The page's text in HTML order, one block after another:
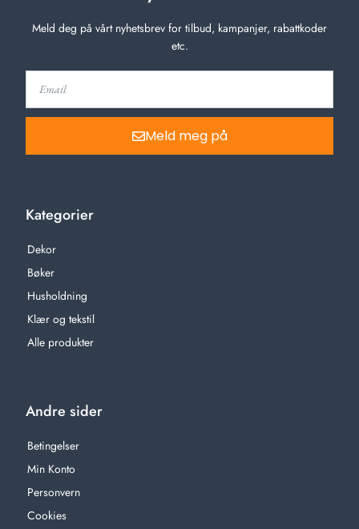
Meld deg på vårt nyhetsbrev for tilbud, kampanjer, rabattkoder
etc.
Meld meg på
Kategorier
Dekor
Bøker
Husholdning
Klær og tekstil
Alle produkter
Andre sider
Betingelser
Min Konto
Personvern
Cookies